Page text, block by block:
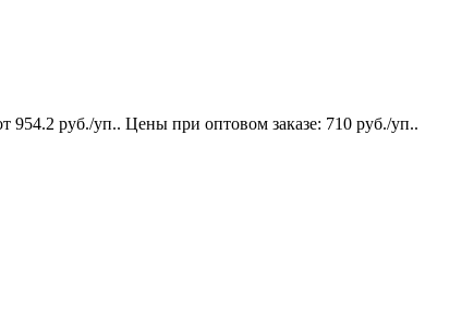
руб./уп.. Цены при оптовом заказе: 710 руб./уп..